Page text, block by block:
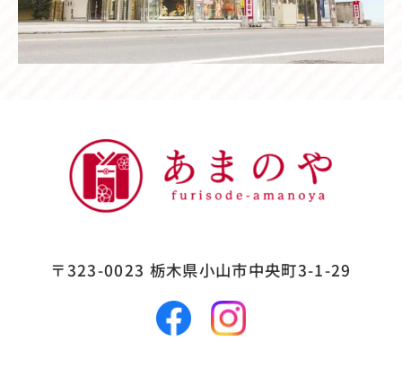
〒323-0023 栃木県小山市中央町3-1-29